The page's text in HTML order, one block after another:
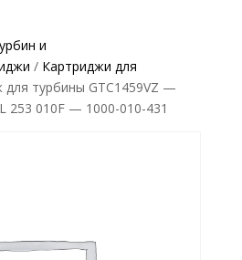
и
/ Картриджи для
турбины GTC1459VZ —
253 010F — 1000-010-431